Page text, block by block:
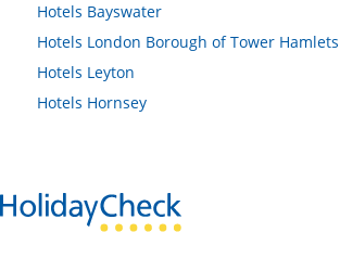
Hotels Bayswater
Hotels London Borough of Tower Hamlets
Hotels Leyton
Hotels Hornsey